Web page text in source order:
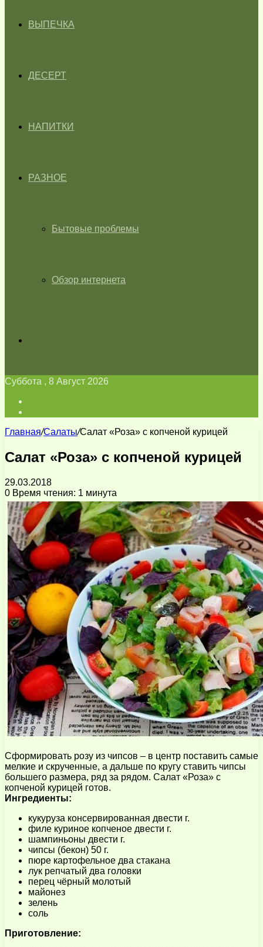
ВЫПЕЧКА
ДЕСЕРТ
НАПИТКИ
РАЗНОЕ
Бытовые проблемы
Обзор интернета
Суббота , 8 Август 2026
Главная/Салаты/Салат «Роза» с копченой курицей
Салат «Роза» с копченой курицей
29.03.2018
0 Время чтения: 1 минута
Сформировать розу из чипсов – в центр поставить самые
мелкие и скрученные, а дальше по кругу ставить чипсы
большего размера, ряд за рядом. Салат «Роза» с
копченой курицей готов.
Ингредиенты:
кукуруза консервированная двести г.
филе куриное копченое двести г.
шампиньоны двести г.
чипсы (бекон) 50 г.
пюре картофельное два стакана
лук репчатый два головки
перец чёрный молотый
майонез
зелень
соль
Приготовление: